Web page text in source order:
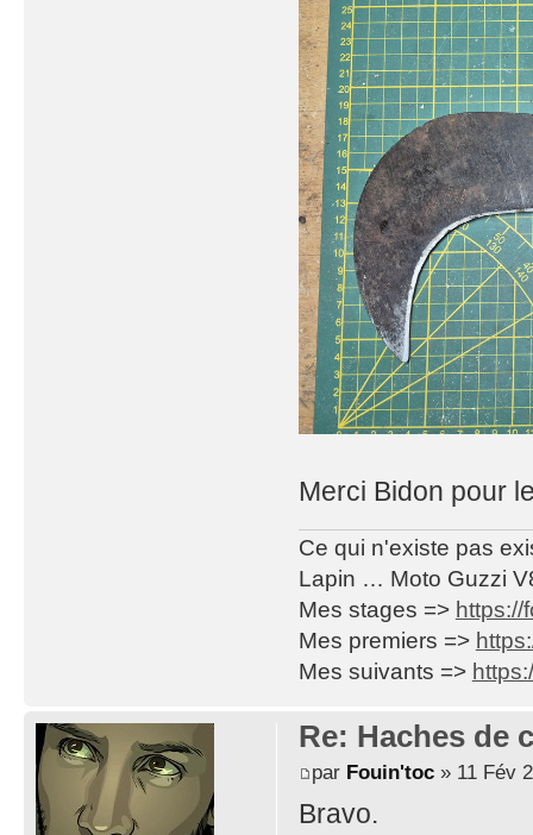
Merci Bidon pour
Ce qui n'existe pas
Lapin … Moto Guzzi
Mes stages =>
Mes premiers =>
Mes suivants =>
Re: Haches de
par Fouin'toc» 11 Fév
Bravo.